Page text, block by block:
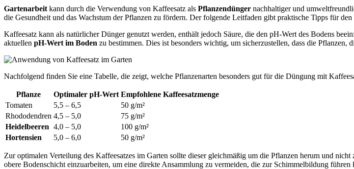
Gartenarbeit kann durch die Verwendung von Kaffeesatz als Pflanzendünger nachhaltiger und
die Gesundheit und das Wachstum der Pflanzen zu fördern. Der folgende Leitfaden gibt praktische Tipps für
Kaffeesatz kann als natürlicher Dünger genutzt werden, enthält jedoch Säure, die den pH-Wert des Bodens
aktuellen pH-Wert im Boden zu bestimmen. Dies ist besonders wichtig, um sicherzustellen, dass die
Nachfolgend finden Sie eine Tabelle, die zeigt, welche Pflanzenarten besonders gut für die Düngung mit
Pflanze Optimaler pH-Wert Empfohlene Kaffeesatzmenge
Tomaten
5,5 – 6,5
50 g/m²
Rhododendren 4,5 – 5,0
75 g/m²
Heidelbeeren 4,0 – 5,0
100 g/m²
Hortensien
5,0 – 6,0 50 g/m²
Zur optimalen Verteilung des Kaffeesatzes im Garten sollte dieser gleichmäßig um die Pflanzen herum und
obere Bodenschicht einzuarbeiten, um eine direkte Ansammlung zu vermeiden, die zur Schimmelbildung führen